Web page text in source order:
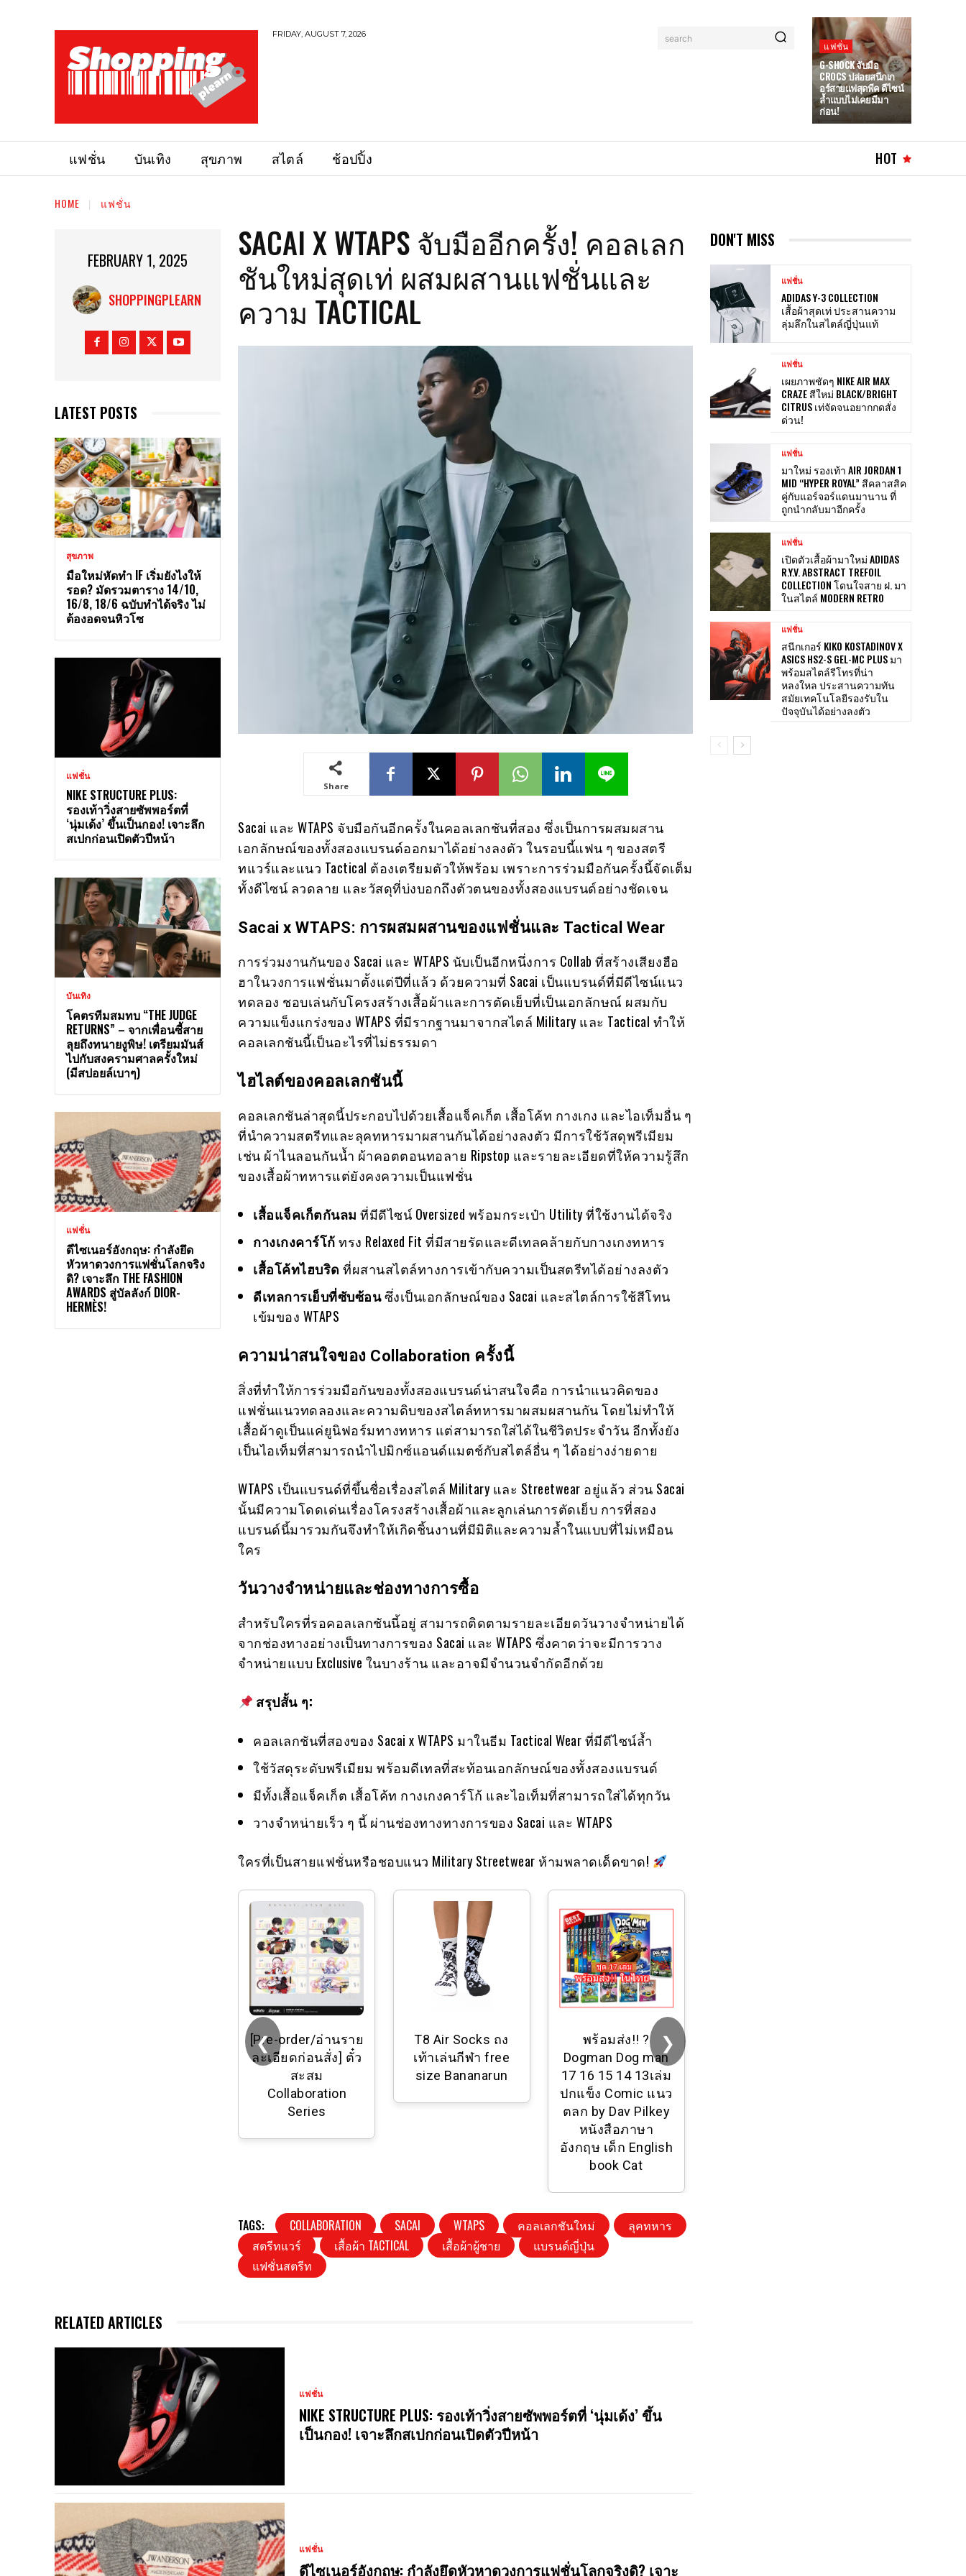
FRIDAY, AUGUST 7, 2026 search
แฟชั่น
G-SHOCK จับมือ
CROCS ปล่อยสนีกเก
อร์สายแฟสุดพีค ดีไซน์
ล้ำแบบไม่เคยมีมา
ก่อน!
แฟชั่น บันเทิง สุขภาพ สไตล์ ช้อปปิ้ง HOT
HOME แฟชั่น
FEBRUARY 1, 2025
SHOPPINGPLEARN
LATEST POSTS
สุขภาพ
มือใหม่หัดทำ IF เริ่มยังไงให้
รอด? มัดรวมตาราง 14/10,
16/8, 18/6 ฉบับทำได้จริง ไม่
ต้องอดจนหิวโซ
แฟชั่น
NIKE STRUCTURE PLUS:
รองเท้าวิ่งสายซัพพอร์ตที่
‘นุ่มเด้ง’ ขึ้นเป็นกอง! เจาะลึก
สเปกก่อนเปิดตัวปีหน้า
บันเทิง
โคตรทีมสมทบ “THE JUDGE
RETURNS” – จากเพื่อนซี้สาย
ลุยถึงทนายงูพิษ! เตรียมมันส์
ไปกับสงครามศาลครั้งใหม่
(มีสปอยล์เบาๆ)
แฟชั่น
ดีไซเนอร์อังกฤษ: กำลังยึด
หัวหาดวงการแฟชั่นโลกจริง
ดิ? เจาะลึก THE FASHION
AWARDS สู่บัลลังก์ DIOR-
HERMÈS!
SACAI X WTAPS จับมืออีกครั้ง! คอลเลก
ชันใหม่สุดเท่ ผสมผสานแฟชั่นและ
ความ TACTICAL
Share
Sacai และ WTAPS จับมือกันอีกครั้งในคอลเลกชันที่สอง ซึ่งเป็นการผสมผสาน
เอกลักษณ์ของทั้งสองแบรนด์ออกมาได้อย่างลงตัว ในรอบนี้แฟน ๆ ของสตรี
ทแวร์และแนว Tactical ต้องเตรียมตัวให้พร้อม เพราะการร่วมมือกันครั้งนี้จัดเต็ม
ทั้งดีไซน์ ลวดลาย และวัสดุที่บ่งบอกถึงตัวตนของทั้งสองแบรนด์อย่างชัดเจน
Sacai x WTAPS: การผสมผสานของแฟชั่นและ Tactical Wear
การร่วมงานกันของ Sacai และ WTAPS นับเป็นอีกหนึ่งการ Collab ที่สร้างเสียงฮือ
ฮาในวงการแฟชั่นมาตั้งแต่ปีที่แล้ว ด้วยความที่ Sacai เป็นแบรนด์ที่มีดีไซน์แนว
ทดลอง ชอบเล่นกับโครงสร้างเสื้อผ้าและการตัดเย็บที่เป็นเอกลักษณ์ ผสมกับ
ความแข็งแกร่งของ WTAPS ที่มีรากฐานมาจากสไตล์ Military และ Tactical ทำให้
คอลเลกชันนี้เป็นอะไรที่ไม่ธรรมดา
ไฮไลต์ของคอลเลกชันนี้
คอลเลกชันล่าสุดนี้ประกอบไปด้วยเสื้อแจ็คเก็ต เสื้อโค้ท กางเกง และไอเท็มอื่น ๆ
ที่นำความสตรีทและลุคทหารมาผสานกันได้อย่างลงตัว มีการใช้วัสดุพรีเมียม
เช่น ผ้าไนลอนกันน้ำ ผ้าคอตตอนทอลาย Ripstop และรายละเอียดที่ให้ความรู้สึก
ของเสื้อผ้าทหารแต่ยังคงความเป็นแฟชั่น
เสื้อแจ็คเก็ตกันลม ที่มีดีไซน์ Oversized พร้อมกระเป๋า Utility ที่ใช้งานได้จริง
กางเกงคาร์โก้ทรง Relaxed Fit ที่มีสายรัดและดีเทลคล้ายกับกางเกงทหาร
เสื้อโค้ทไฮบริด ที่ผสานสไตล์ทางการเข้ากับความเป็นสตรีทได้อย่างลงตัว
ดีเทลการเย็บที่ซับซ้อนซึ่งเป็นเอกลักษณ์ของ Sacai และสไตล์การใช้สีโทน
เข้มของ WTAPS
ความน่าสนใจของ Collaboration ครั้งนี้
สิ่งที่ทำให้การร่วมมือกันของทั้งสองแบรนด์น่าสนใจคือ การนำแนวคิดของ
แฟชั่นแนวทดลองและความดิบของสไตล์ทหารมาผสมผสานกัน โดยไม่ทำให้
เสื้อผ้าดูเป็นแค่ยูนิฟอร์มทางทหาร แต่สามารถใส่ได้ในชีวิตประจำวัน อีกทั้งยัง
เป็นไอเท็มที่สามารถนำไปมิกซ์แอนด์แมตช์กับสไตล์อื่น ๆ ได้อย่างง่ายดาย
WTAPS เป็นแบรนด์ที่ขึ้นชื่อเรื่องสไตล์ Military และ Streetwear อยู่แล้ว ส่วน Sacai
นั้นมีความโดดเด่นเรื่องโครงสร้างเสื้อผ้าและลูกเล่นการตัดเย็บ การที่สอง
แบรนด์นี้มารวมกันจึงทำให้เกิดชิ้นงานที่มีมิติและความล้ำในแบบที่ไม่เหมือน
ใคร
วันวางจำหน่ายและช่องทางการซื้อ
สำหรับใครที่รอคอลเลกชันนี้อยู่ สามารถติดตามรายละเอียดวันวางจำหน่ายได้
จากช่องทางอย่างเป็นทางการของ Sacai และ WTAPS ซึ่งคาดว่าจะมีการวาง
จำหน่ายแบบ Exclusive ในบางร้าน และอาจมีจำนวนจำกัดอีกด้วย
สรุปสั้น ๆ:
คอลเลกชันที่สองของ Sacai x WTAPS มาในธีม Tactical Wear ที่มีดีไซน์ล้ำ
ใช้วัสดุระดับพรีเมียม พร้อมดีเทลที่สะท้อนเอกลักษณ์ของทั้งสองแบรนด์
มีทั้งเสื้อแจ็คเก็ต เสื้อโค้ท กางเกงคาร์โก้ และไอเท็มที่สามารถใส่ได้ทุกวัน
วางจำหน่ายเร็ว ๆ นี้ ผ่านช่องทางทางการของ Sacai และ WTAPS
ใครที่เป็นสายแฟชั่นหรือชอบแนว Military Streetwear ห้ามพลาดเด็ดขาด!
[Pre-order/อ่านราย
ละเอียดก่อนสั่ง] ตั๋ว
สะสม
Collaboration
Series
T8 Air Socks ถง
เท้าเล่นกีฬา free
size Bananarun
พร้อมส่ง!! ?
Dogman Dog man
17 16 15 14 13เล่ม
ปกแข็ง Comic แนว
ตลก by Dav Pilkey
หนังสือภาษา
อังกฤษ เด็ก English
book Cat
❮ ❯
TAGS: COLLABORATION SACAI WTAPS คอลเลกชันใหม่
ลุคทหาร
สตรีทแวร์
เสื้อผ้า TACTICAL เสื้อผ้าผู้ชาย
แบรนด์ญี่ปุ่น
แฟชั่นสตรีท
RELATED ARTICLES
แฟชั่น
NIKE STRUCTURE PLUS: รองเท้าวิ่งสายซัพพอร์ตที่ ‘นุ่มเด้ง’ ขึ้น
เป็นกอง! เจาะลึกสเปกก่อนเปิดตัวปีหน้า
แฟชั่น
ดีไซเนอร์อังกฤษ: กำลังยึดหัวหาดวงการแฟชั่นโลกจริงดิ? เจาะ
DON'T MISS
แฟชั่น
ADIDAS Y-3 COLLECTION
เสื้อผ้าสุดเท่ ประสานความ
ลุ่มลึกในสไตล์ญี่ปุ่นแท้
แฟชั่น
เผยภาพชัดๆ NIKE AIR MAX
CRAZE สีใหม่ BLACK/BRIGHT
CITRUS เท่จัดจนอยากกดสั่ง
ด่วน!
แฟชั่น
มาใหม่ รองเท้า AIR JORDAN 1
MID “HYPER ROYAL” สีคลาสสิค
คู่กับแอร์จอร์แดนมานาน ที่
ถูกนำกลับมาอีกครั้ง
แฟชั่น
เปิดตัวเสื้อผ้ามาใหม่ ADIDAS
R.Y.V. ABSTRACT TREFOIL
COLLECTION โดนใจสาย ฝ. มา
ในสไตล์ MODERN RETRO
แฟชั่น
สนีกเกอร์ KIKO KOSTADINOV X
ASICS HS2-S GEL-MC PLUS มา
พร้อมสไตล์รีโทรที่น่า
หลงใหล ประสานความทัน
สมัยเทคโนโลยีรองรับใน
ปัจจุบันได้อย่างลงตัว